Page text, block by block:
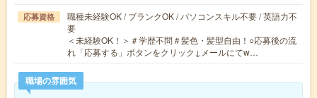
応募資格
職種未経験OK / ブランクOK / パソコンスキル不要 / 英語力不
要
＜未経験OK！＞＃学歴不問＃髪色・髪型自由！○応募後の流
れ「応募する」ボタンをクリック↓メールにてw…
職場の雰囲気